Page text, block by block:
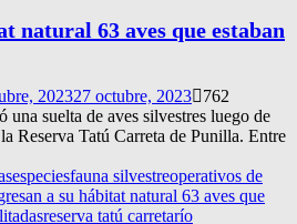
natural 63 aves que estaban
202327 octubre, 2023
762
suelta de aves silvestres luego de
Reserva Tatú Carreta de Punilla. Entre
especiesfauna silvestreoperativos de
a su hábitat natural 63 aves que
reserva tatú carretarío